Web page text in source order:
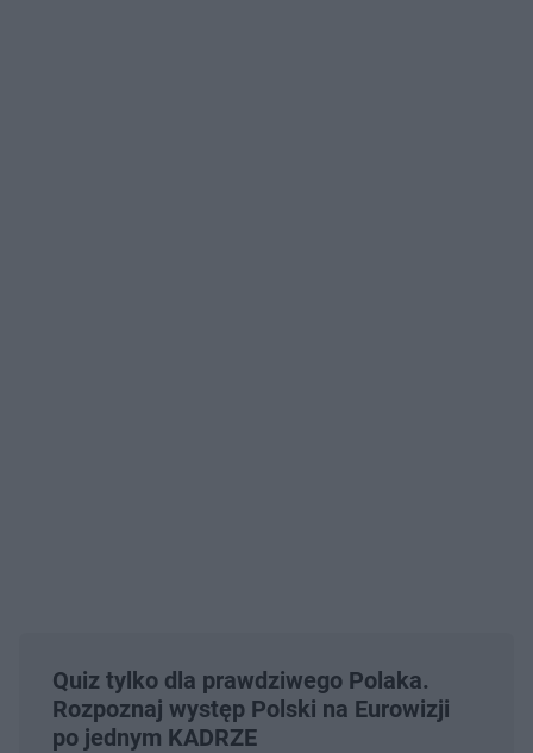
Quiz tylko dla prawdziwego Polaka.
Rozpoznaj występ Polski na Eurowizji
po jednym KADRZE